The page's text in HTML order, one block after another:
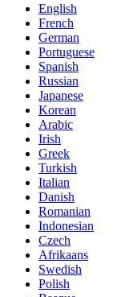
English
French
German
Portuguese
Spanish
Russian
Japanese
Korean
Arabic
Irish
Greek
Turkish
Italian
Danish
Romanian
Indonesian
Czech
Afrikaans
Swedish
Polish